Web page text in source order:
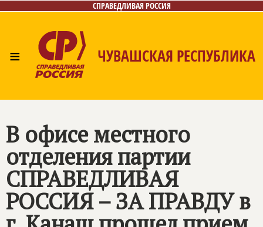
СПРАВЕДЛИВАЯ РОССИЯ
≡ ЧУВАШСКАЯ РЕСПУБЛИКА
В офисе местного
отделения партии
СПРАВЕДЛИВАЯ
РОССИЯ – ЗА ПРАВДУв